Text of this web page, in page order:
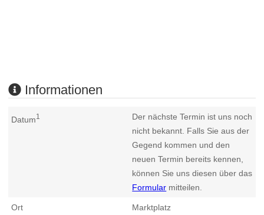
Informationen
Datum1
Der nächste Termin ist uns noch
nicht bekannt. Falls Sie aus der
Gegend kommen und den
neuen Termin bereits kennen,
können Sie uns diesen über das
Formular mitteilen.
Ort
Marktplatz